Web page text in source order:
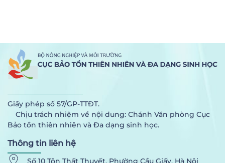
Giấy phép số 57/GP-TTĐT.
Chịu trách nhiệm về nội dung: Chánh Văn phòng Cục
Bảo tồn thiên nhiên và Đa dạng sinh học.
Thông tin liên hệ
Số 10 Tôn Thất Thuyết, Phường Cầu Giấy, Hà Nội